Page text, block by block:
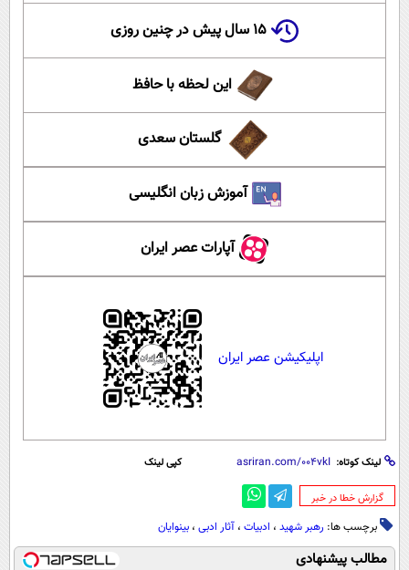
۱۵ سال پیش در چنین روزی
این لحظه با حافظ
گلستان سعدی
آموزش زبان انگلیسی
آپارات عصر ایران
اپلیکیشن عصر ایران
لینک کوتاه: کپی لینک
‌گزارش خطا در خبر
برچسب ها: رهبر شهید ، ادبیات ، آثار ادبی ، بینوایان
مطالب پیشنهادی